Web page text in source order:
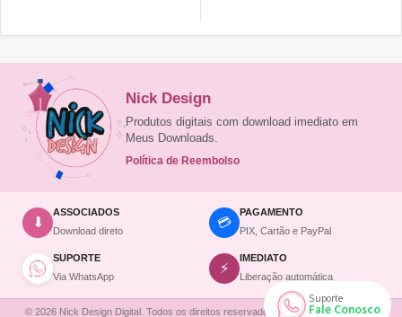
Suporte
Fale Conosco
Nick Design
Produtos digitais com download imediato em
Meus Downloads.
Política de Reembolso
⬇
ASSOCIADOS
Download direto
💳
PAGAMENTO
PIX, Cartão e PayPal
SUPORTE
Via WhatsApp
⚡
IMEDIATO
Liberação automática
© 2026 Nick Design Digital. Todos os direitos reservados. | Site desenvolvido por